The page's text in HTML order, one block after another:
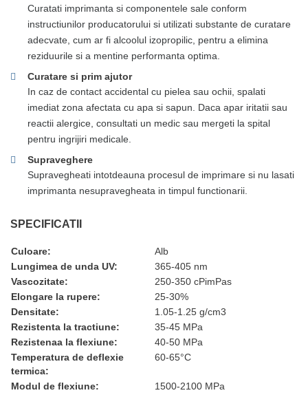
Curatati imprimanta si componentele sale conform
instructiunilor producatorului si utilizati substante de curatare
adecvate, cum ar fi alcoolul izopropilic, pentru a elimina
reziduurile si a mentine performanta optima.
Curatare si prim ajutor
In caz de contact accidental cu pielea sau ochii, spalati
imediat zona afectata cu apa si sapun. Daca apar iritatii sau
reactii alergice, consultati un medic sau mergeti la spital
pentru ingrijiri medicale.
Supraveghere
Supravegheati intotdeauna procesul de imprimare si nu lasati
imprimanta nesupravegheata in timpul functionarii.
SPECIFICATII
Culoare:
Alb
Lungimea de unda UV:
365-405 nm
Vascozitate:
250-350 cPimPas
Elongare la rupere:
25-30%
Densitate:
1.05-1.25 g/cm3
Rezistenta la tractiune:
35-45 MPa
Rezistenaa la flexiune:
40-50 MPa
Temperatura de deflexie
termica:
60-65°C
Modul de flexiune:
1500-2100 MPa